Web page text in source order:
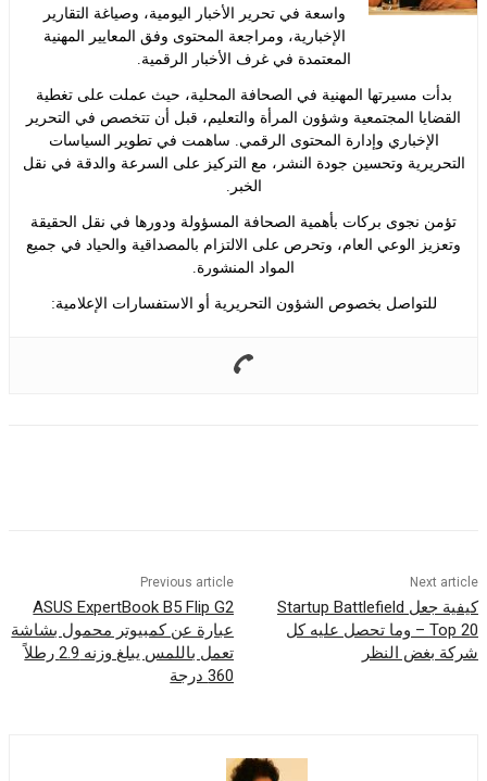
واسعة في تحرير الأخبار اليومية، وصياغة التقارير
الإخبارية، ومراجعة المحتوى وفق المعايير المهنية
المعتمدة في غرف الأخبار الرقمية.
مسيرتها المهنية في الصحافة المحلية، حيث عملت على تغطية
المجتمعية وشؤون المرأة والتعليم، قبل أن تتخصص في التحرير
وإدارة المحتوى الرقمي. ساهمت في تطوير السياسات
وتحسين جودة النشر، مع التركيز على السرعة والدقة في نقل
نجوى بركات بأهمية الصحافة المسؤولة ودورها في نقل الحقيقة
الوعي العام، وتحرص على الالتزام بالمصداقية والحياد في جميع
المواد المنشورة.
بخصوص الشؤون التحريرية أو الاستفسارات الإعلامية:
Previous article
ASUS ExpertBook B5 Flip G2
عبارة عن كمبيوتر محمول بشاشة
تعمل باللمس يبلغ وزنه 2.9 رطلاً
كيفية جعل Startup Battlefield
Top 20 – وما تحصل عليه كل
النظر